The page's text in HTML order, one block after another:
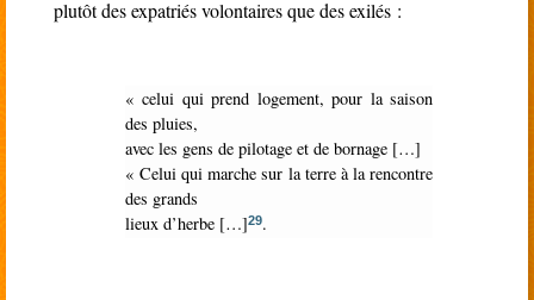
plutôt des expatriés volontaires que des exilés :
« celui qui prend logement, pour la saison
des pluies,
avec les gens de pilotage et de bornage […]
« Celui qui marche sur la terre à la rencontre
des grands
lieux d’herbe […]29.